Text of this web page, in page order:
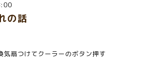
の話
気扇つけてクーラーのボタン押す